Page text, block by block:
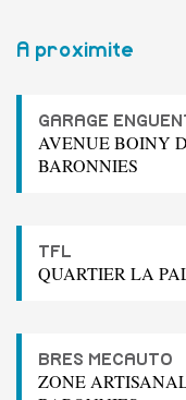
A proximite
GARAGE
AVENUE BOINY
BARONNIES
TFL
QUARTIER LA
BRES MECAUTO
ZONE